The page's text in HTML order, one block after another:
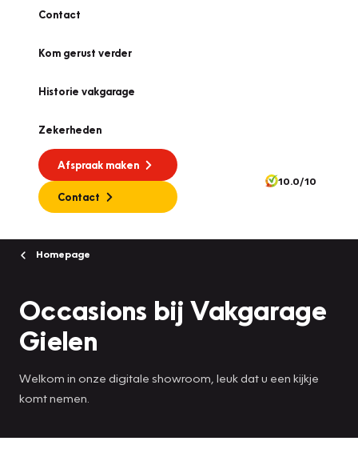
Contact
Kom gerust verder
Historie vakgarage
Zekerheden
Afspraak maken
Contact
10.0/10
Homepage
Occasions bij Vakgarage
Gielen
Welkom in onze digitale showroom, leuk dat u een kijkje
komt nemen.